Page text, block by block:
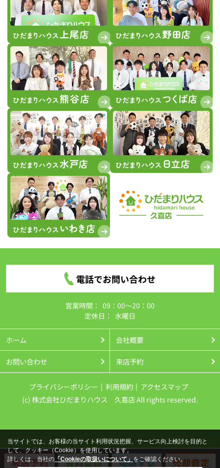
3,390万円➡3,199万円 ▼200万円DOWN
久喜駅まで徒歩12分と通勤通学お出かけにも便
利です♪パントリー付きで日用品やストックなど
沢山収納出来ます♪★詳しくはこちら★
2026.08.03
＜価格変更＞ 古河市中田第7
新築一戸建て
2,190万円➡2,090万
円 ▼100
開放感のある人気の角地で陽当たり風通し良好で
す♪対面キッチンでお料理中も家族と会話を楽し
めます♪★詳しくはこちら ★
2026.08.02
＜価格変更＞ 久喜吉羽第5 07
新築一戸建
て
3,390万円➡3,290万円 ▼100 円DOWN
南西向きの広々バルコニーは洗濯物を干すだけで
なくプライベート空間としても♪並列駐車2台分
とお車の出し入れ・駐車がスムーズに行えます
詳しくはこちら★
＜価格変更＞ 久喜栗原第2 07
て
2,590万円➡2,490万円 ▼100万円DOWN
ラスト1棟になりました！幸手駅徒歩11分の好立
地♪季節物の大きい物やスーツケースもそのまま
収納できる大容量納戸付き♪★詳しくはこちら
★現地見学会開催★
8月1日(土)・8月2日(日)
電話でお問い合わせ
営業時間： 09：00～20：00
定休日： 水曜日
ホーム 会社概要
お問い合わせ 来店予約
プライバシーポリシー 利用規約
アクセスマップ
(c) 株式会社ひだまりハウス 久喜店 All rights reserved.
当サイトでは、お客様の当サイト利用状況把握、サービス向上検討を目的と
して、クッキー（Cookie）を使用しています。
詳しくは、当社の 「Cookieの取扱いについて」をご確認ください。